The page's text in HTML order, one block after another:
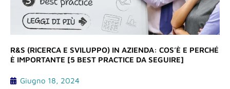
R&S (RICERCA E SVILUPPO) IN AZIENDA: COS’È E PERCHÉ
È IMPORTANTE [5 BEST PRACTICE DA SEGUIRE]
Giugno 18, 2024